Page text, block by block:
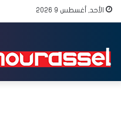
الأحد, أغسطس 9 2026